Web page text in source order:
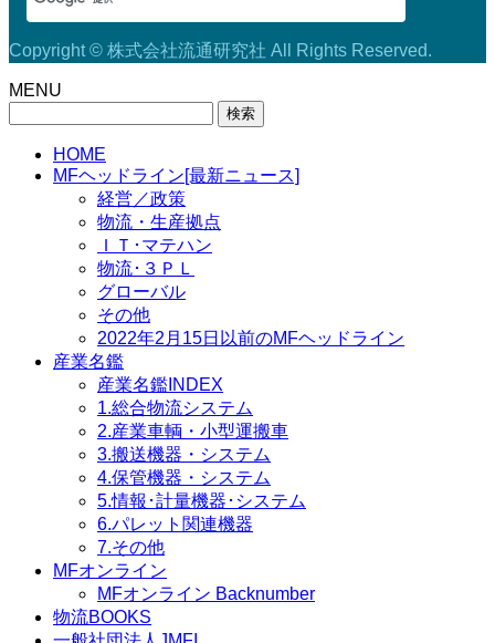
Copyright © 株式会社流通研究社 All Rights Reserved.
MENU
HOME
MFヘッドライン[最新ニュース]
経営／政策
物流・生産拠点
ＩＴ･マテハン
物流･３ＰＬ
グローバル
その他
2022年2月15日以前のMFヘッドライン
産業名鑑
産業名鑑INDEX
1.総合物流システム
2.産業車輌・小型運搬車
3.搬送機器・システム
4.保管機器・システム
5.情報･計量機器･システム
6.パレット関連機器
7.その他
MFオンライン
MFオンライン Backnumber
物流BOOKS